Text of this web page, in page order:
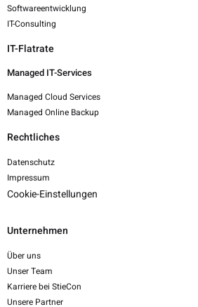
Softwareentwicklung
IT-Consulting
IT-Flatrate
Managed IT-Services
Managed Cloud Services
Managed Online Backup
Rechtliches
Datenschutz
Impressum
Cookie-Einstellungen
Unternehmen
Über uns
Unser Team
Karriere bei StieCon
Unsere Partner